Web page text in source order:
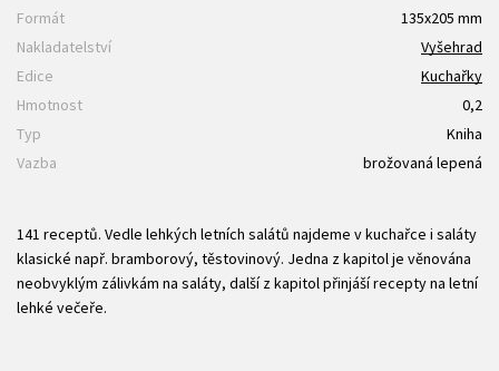
Formát
135x205 mm
Nakladatelství
Vyšehrad
Edice
Kuchařky
Hmotnost
0,2
Typ
Kniha
Vazba
brožovaná lepená
141 receptů. Vedle lehkých letních salátů najdeme v kuchařce i saláty
klasické např. bramborový, těstovinový. Jedna z kapitol je věnována
neobvyklým zálivkám na saláty, další z kapitol přinjáší recepty na letní
lehké večeře.